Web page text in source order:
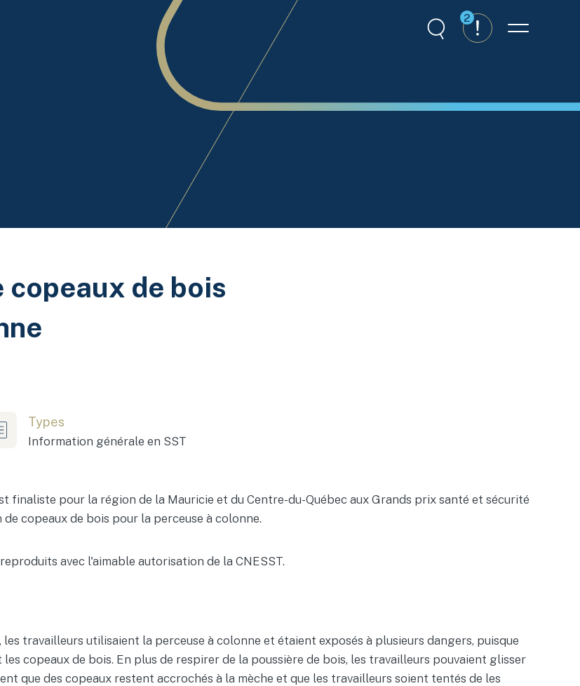
RechercheAlertes
2
Menu
de bois
Types
Information générale en SST
finaliste pour la région de la Mauricie et du Centre-du-Québec aux Grands prix santé et sécurité
copeaux de bois pour la perceuse à colonne.
avec l'aimable autorisation de la CNESST.
travailleurs utilisaient la perceuse à colonne et étaient exposés à plusieurs dangers, puisque
copeaux de bois. En plus de respirer de la poussière de bois, les travailleurs pouvaient glisser
que des copeaux restent accrochés à la mèche et que les travailleurs soient tentés de les